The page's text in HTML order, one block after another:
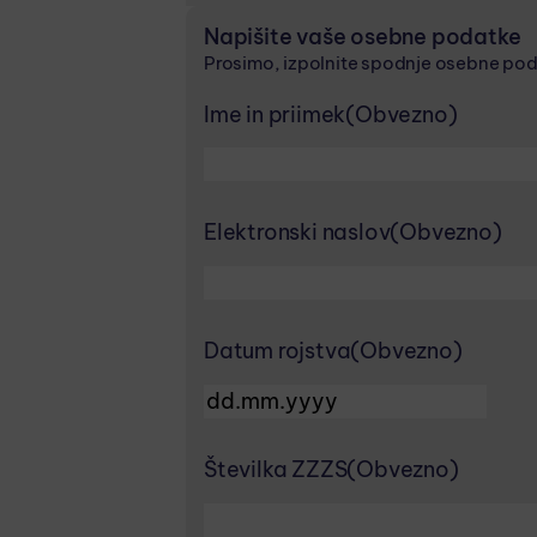
Napišite vaše osebne podatke
Prosimo, izpolnite spodnje osebne
Ime in priimek(Obvezno)
Elektronski naslov(Obvezno)
Datum rojstva(Obvezno)
DD dot MM dot YYYY
Številka ZZZS(Obvezno)